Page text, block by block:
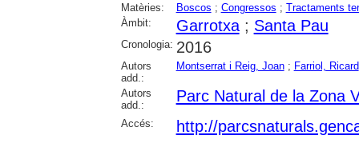
Matèries: Boscos ; Congressos ; Tractaments
Àmbit:
Garrotxa; Santa Pau
Cronologia: 2016
Autors
add.:
Montserrat i Reig, Joan; Farriol, Ricard
Autors
add.:
Parc Natural de la Zona
Accés: http://